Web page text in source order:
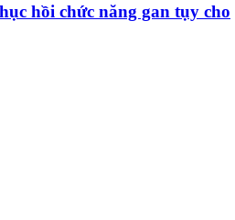
hồi chức năng gan tụy cho